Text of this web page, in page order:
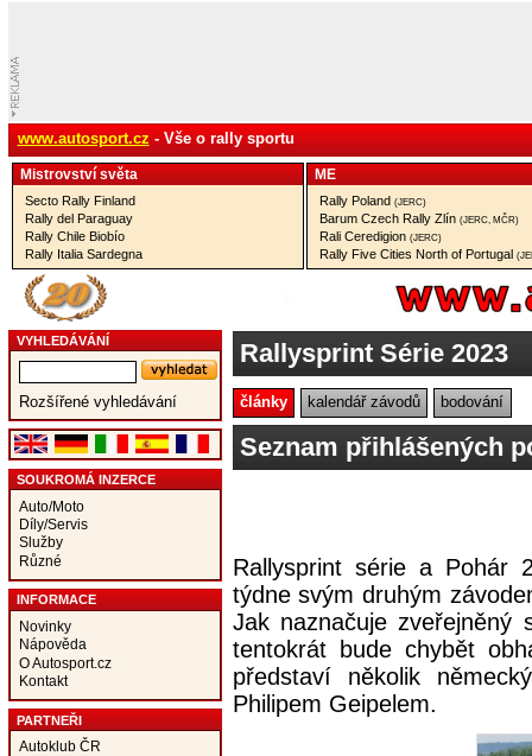
www.autosport.cz - Vše o rally sportu
Mistrovství­ světa
Secto Rally Finland
Rally del Paraguay
Rally Chile Biobío
Rally Italia Sardegna
ME
Rally Poland (JERC)
Barum Czech Rally Zlín (JERC, MČR)
Rali Ceredigion (JERC)
Rally Five Cities North of Portugal
VYHLEDÁVÁNÍ
Rozšířené vyhledávání
SOUKROMÁ INZERCE
Auto/Moto
Díly/Servis
Služby
Různé
INFORMACE
Novinky
Nápověda
O Autosport.cz
Kontakt
PARTNEŘI
Autoklub ČR
Rallysprint Série 2023
články kalendář závodů bodování
Seznam přihlášených
Rallysprint série a Pohár
týdne svým druhým
Jak naznačuje zveřejněný
tentokrát bude chybět
představí několik
Philipem Geipelem.